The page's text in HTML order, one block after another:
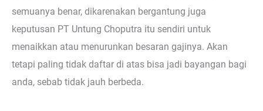
semuanya benar, dikarenakan bergantung juga
keputusan PT Untung Choputra itu sendiri untuk
menaikkan atau menurunkan besaran gajinya. Akan
tetapi paling tidak daftar di atas bisa jadi bayangan bagi
anda, sebab tidak jauh berbeda.